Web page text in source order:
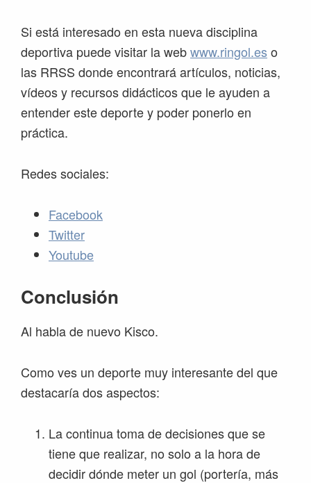
Si está interesado en esta nueva disciplina
deportiva puede visitar la webwww.ringol.es o
las RRSS donde encontrará artículos, noticias,
vídeos y recursos didácticos que le ayuden a
entender este deporte y poder ponerlo en
práctica.
Redes sociales:
Facebook
Twitter
Youtube
Conclusión
Al habla de nuevo Kisco.
Como ves un deporte muy interesante del que
destacaría dos aspectos:
La continua toma de decisiones que se
tiene que realizar, no solo a la hora de
decidir dónde meter un gol (portería, más